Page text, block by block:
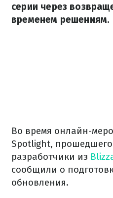
серии через
временем решениям.
Во время онлайн-
Spotlight, прошедшего
разработчики из
сообщили о
обновления.